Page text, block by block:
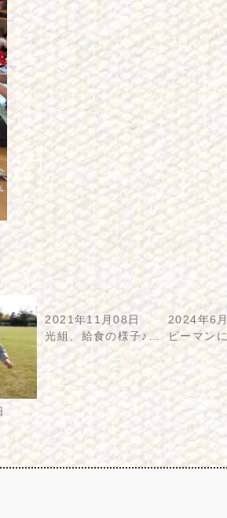
2021年11月08日
光組、給食の様子♪…
2024年6
ピーマン